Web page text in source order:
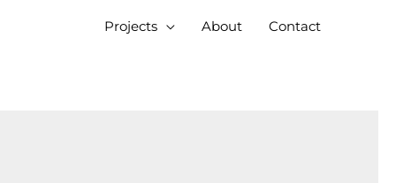
Projects About Contact